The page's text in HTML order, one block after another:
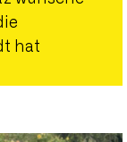
hat